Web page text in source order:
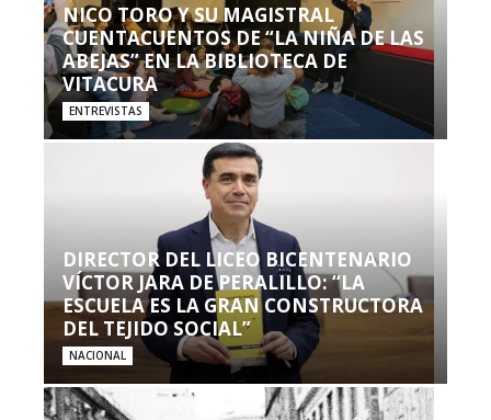
NICO TORO Y SU MAGISTRAL
CUENTACUENTOS DE “LA NIÑA DE LAS
ABEJAS” EN LA BIBLIOTECA DE
VITACURA
ENTREVISTAS
DIRECTOR DEL LICEO BICENTENARIO
VÍCTOR JARA DE PERALILLO: “LA
ESCUELA ES LA GRAN CONSTRUCTORA
DEL TEJIDO SOCIAL”
NACIONAL